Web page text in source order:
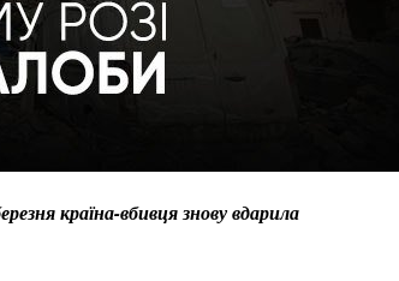
країна-вбивця знову вдарила